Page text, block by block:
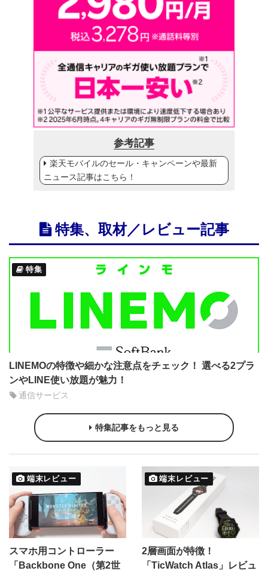
参考記事
楽天モバイルのセール・キャンペーンや最新
ニュース記事はこちら！
特集、取材／レビュー記事
特集
LINEMOの特徴や細かな注意点をチェック！ 選べる2プラ
ンやLINE使い放題が魅力！
通信サービス
特集記事をもっと見る
端末レビュー
スマホ用コントローラー
「Backbone One（第2世
端末レビュー
2層画面が特徴！
「TicWatch Atlas」レビュ